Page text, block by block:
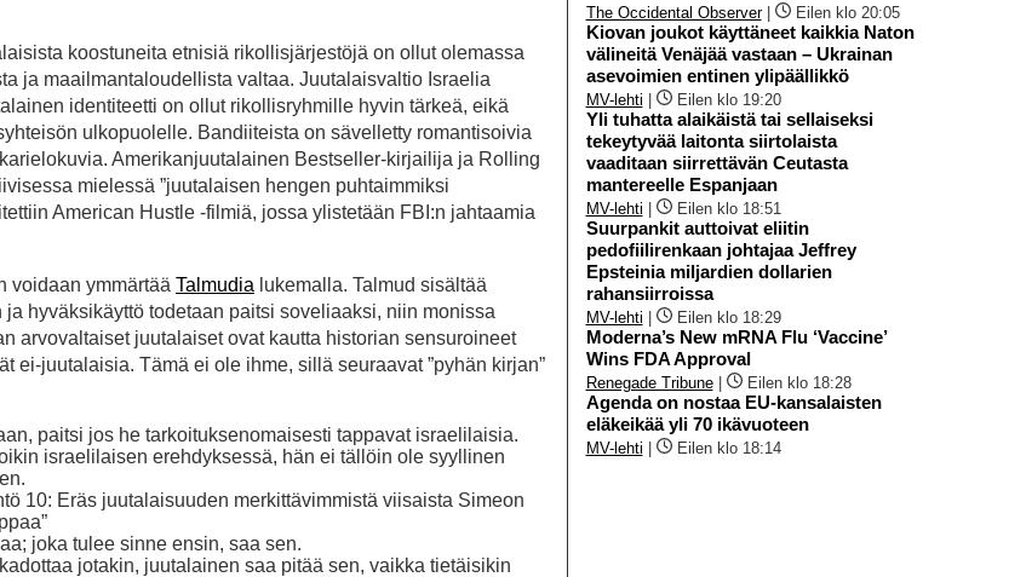
koostuneita etnisiä rikollisjärjestöjä on ollut olemassa
ja maailmantaloudellista valtaa. Juutalaisvaltio Israelia
identiteetti on ollut rikollisryhmille hyvin tärkeä, eikä
ulkopuolelle. Bandiiteista on sävelletty romantisoivia
Amerikanjuutalainen Bestseller-kirjailija ja Rolling
mielessä ”juutalaisen hengen puhtaimmiksi
American Hustle -filmiä, jossa ylistetään FBI:n jahtaamia
voidaan ymmärtää Talmudia lukemalla. Talmud sisältää
hyväksikäyttö todetaan paitsi soveliaaksi, niin monissa
arvovaltaiset juutalaiset ovat kautta historian sensuroineet
ei-juutalaisia. Tämä ei ole ihme, sillä seuraavat ”pyhän kirjan”
paitsi jos he tarkoituksenomaisesti tappavat israelilaisia.
israelilaisen erehdyksessä, hän ei tällöin ole syyllinen
10: Eräs juutalaisuuden merkittävimmistä viisaista Simeon
joka tulee sinne ensin, saa sen.
jotakin, juutalainen saa pitää sen, vaikka tietäisikin
The Occidental Observer| Eilen klo 20:05
Kiovan joukot käyttäneet kaikkia Naton
välineitä Venäjää vastaan – Ukrainan
asevoimien entinen ylipäällikkö
MV-lehti Eilen klo 19:20
Yli tuhatta alaikäistä tai sellaiseksi
tekeytyvää laitonta siirtolaista
vaaditaan siirrettävän Ceutasta
mantereelle Espanjaan
MV-lehti Eilen klo 18:51
Suurpankit auttoivat eliitin
pedofiilirenkaan johtajaa Jeffrey
Epsteinia miljardien dollarien
rahansiirroissa
MV-lehti Eilen klo 18:29
Moderna’s New mRNA Flu ‘Vaccine’
Wins FDA Approval
Renegade Tribune| Eilen klo 18:28
Agenda on nostaa EU-kansalaisten
eläkeikää yli 70 ikävuoteen
MV-lehti Eilen klo 18:14